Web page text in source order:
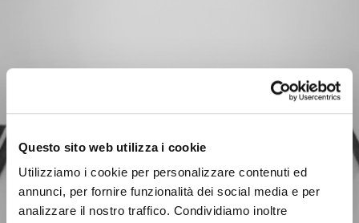
Questo sito web utilizza i cookie
Utilizziamo i cookie per personalizzare contenuti ed
annunci, per fornire funzionalità dei social media e per
analizzare il nostro traffico. Condividiamo inoltre